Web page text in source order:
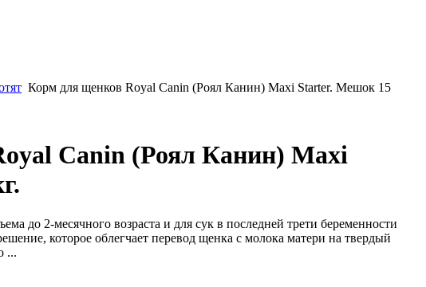
Корм для щенков Royal Canin (Роял Канин) Maxi Starter. Мешок 15
Canin (Роял Канин) Maxi
до 2-месячного возраста и для сук в последней трети беременности
которое облегчает перевод щенка с молока матери на твердый
...